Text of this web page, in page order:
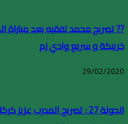
?? تصريح محمد لفقيه بعد مباراة
خريبكة و سريع وادي زم
29/02/2020
الجولة 27 : تصريح المدرب